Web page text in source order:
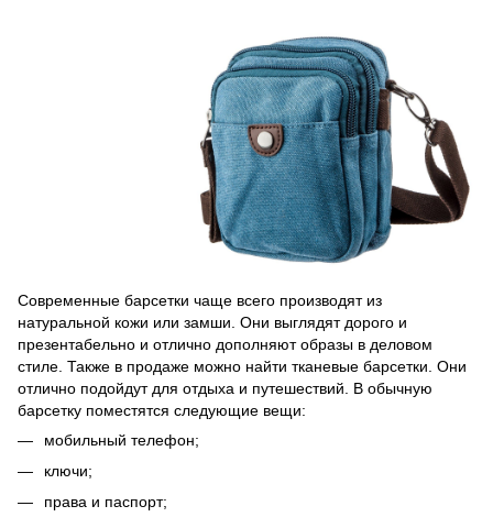
Современные барсетки чаще всего производят из
натуральной кожи или замши. Они выглядят дорого и
презентабельно и отлично дополняют образы в деловом
стиле. Также в продаже можно найти тканевые барсетки. Они
отлично подойдут для отдыха и путешествий. В обычную
барсетку поместятся следующие вещи:
мобильный телефон;
ключи;
права и паспорт;